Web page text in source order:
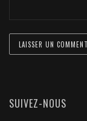
SUIVEZ-NOUS